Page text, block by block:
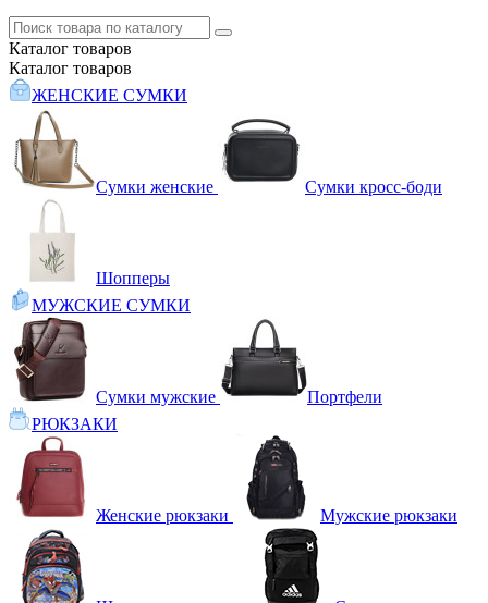
Каталог товаров
Каталог товаров
ЖЕНСКИЕ СУМКИ
Сумки женские Сумки кросс-боди
Шопперы
МУЖСКИЕ СУМКИ
Сумки мужские
Портфели
РЮКЗАКИ
Женские рюкзаки Мужские рюкзаки